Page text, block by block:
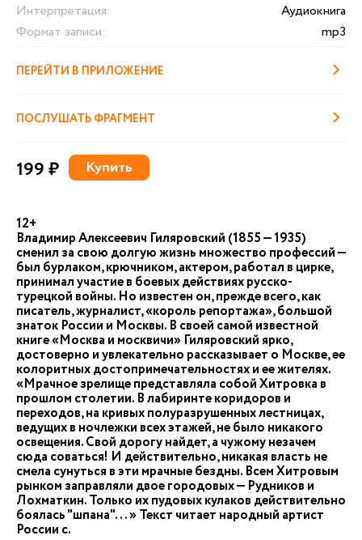
Интерпретация:
Аудиокнига
Формат записи:
mp3
ПЕРЕЙТИ В ПРИЛОЖЕНИЕ
ПОСЛУШАТЬ ФРАГМЕНТ
199 ₽ Купить
12+
Владимир Алексеевич Гиляровский (1855 — 1935)
сменил за свою долгую жизнь множество профессий —
был бурлаком, крючником, актером, работал в цирке,
принимал участие в боевых действиях русско-
турецкой войны. Но известен он, прежде всего, как
писатель, журналист, «король репортажа», большой
знаток России и Москвы. В своей самой известной
книге «Москва и москвичи» Гиляровский ярко,
достоверно и увлекательно рассказывает о Москве, ее
колоритных достопримечательностях и ее жителях.
«Мрачное зрелище представляла собой Хитровка в
прошлом столетии. В лабиринте коридоров и
переходов, на кривых полуразрушенных лестницах,
ведущих в ночлежки всех этажей, не было никакого
освещения. Свой дорогу найдет, а чужому незачем
сюда соваться! И действительно, никакая власть не
смела сунуться в эти мрачные бездны. Всем Хитровым
рынком заправляли двое городовых — Рудников и
Лохматкин. Только их пудовых кулаков действительно
боялась "шпана"... » Текст читает народный артист
России с.